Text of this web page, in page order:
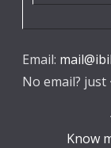
Email:
No email? just
Know